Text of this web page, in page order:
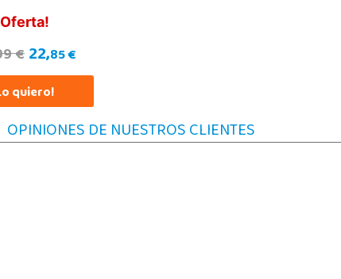
Oferta!
€22,85 €
quiero!
OPINIONES DE NUESTROS CLIENTES